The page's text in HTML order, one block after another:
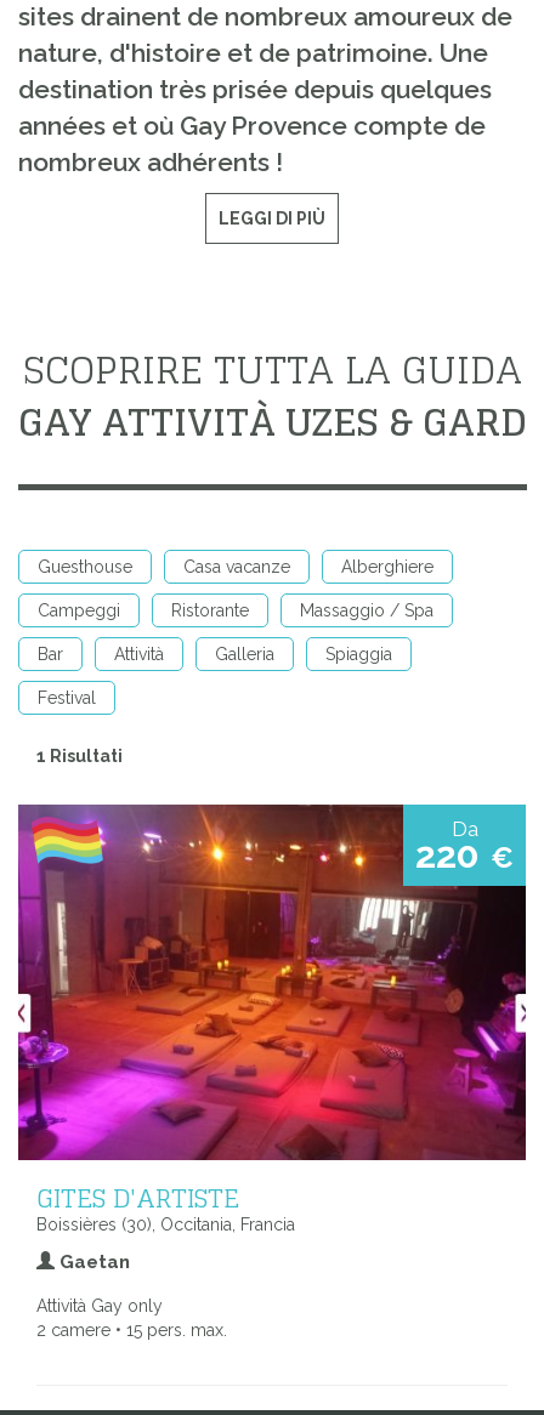
sites drainent de nombreux amoureux de
nature, d'histoire et de patrimoine. Une
destination très prisée depuis quelques
années et où Gay Provence compte de
nombreux adhérents !
LEGGI DI PIÙ
SCOPRIRE TUTTA LA GUIDA
GAY ATTIVITÀ UZES & GARD
Guesthouse Casa vacanze Alberghiere
Campeggi Ristorante Massaggio / Spa
Bar Attività Galleria Spiaggia
Festival
1 Risultati
Da
220 €
GITES D'ARTISTE
Boissières (30), Occitania, Francia
Gaetan
Attività Gay only
2 camere • 15 pers. max.